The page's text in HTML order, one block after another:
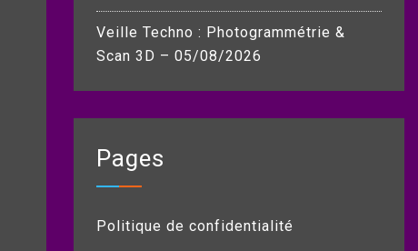
Veille Techno : Photogrammétrie &
Scan 3D – 05/08/2026
Pages
Politique de confidentialité